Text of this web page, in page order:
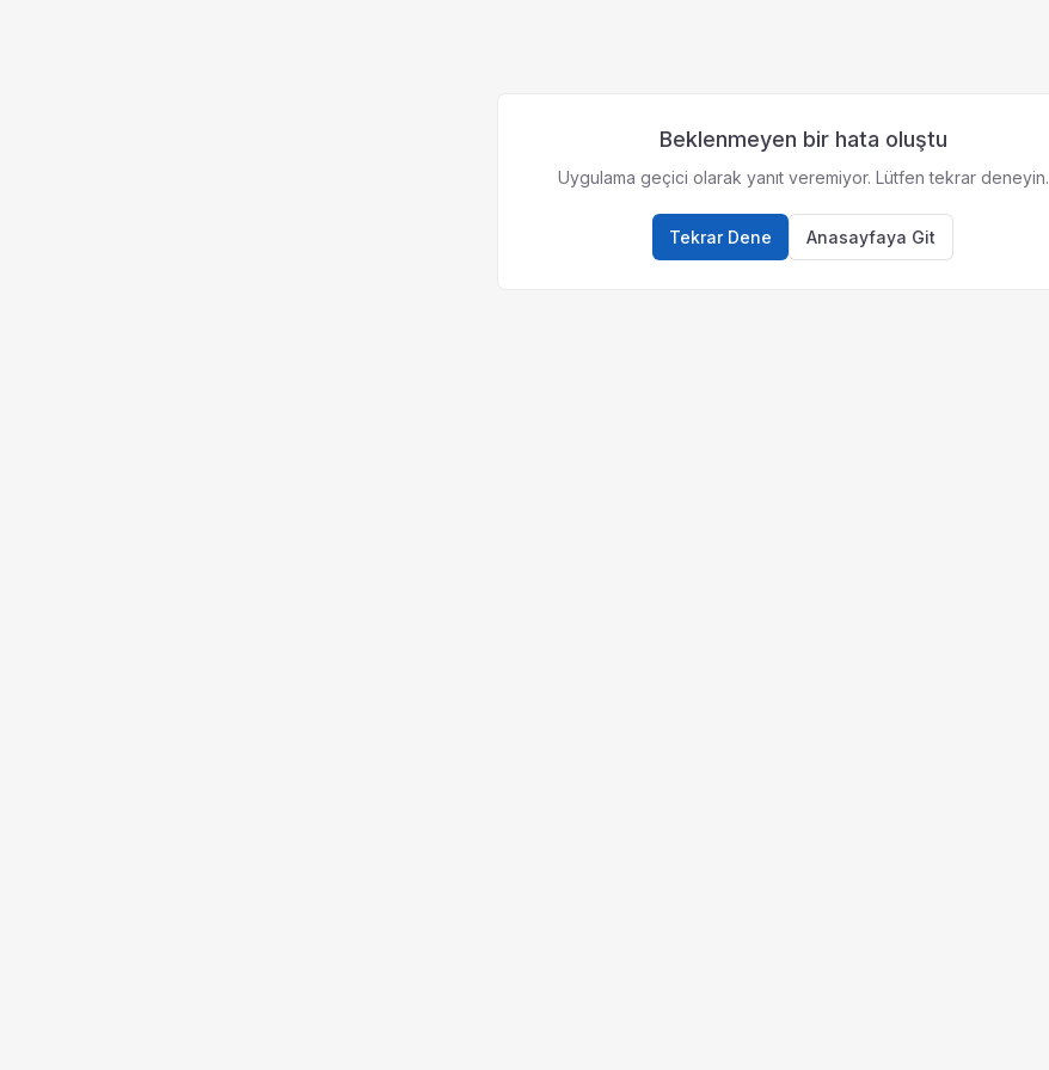
Beklenmeyen bir hata oluştu
Uygulama geçici olarak yanıt veremiyor. Lütfen tekrar deneyin.
Tekrar Dene Anasayfaya Git